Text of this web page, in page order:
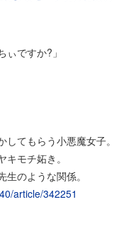
ですか?」
してもらう小悪魔女子
モチ妬き。
のような関係。
article/342251